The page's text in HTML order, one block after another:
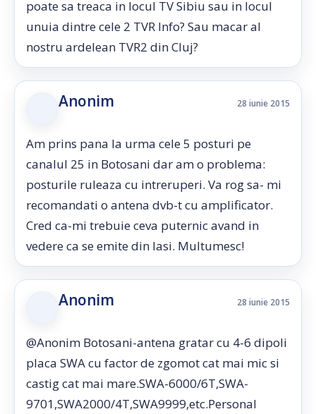
poate sa treaca in locul TV Sibiu sau in locul
unuia dintre cele 2 TVR Info? Sau macar al
nostru ardelean TVR2 din Cluj?
Anonim 28 iunie 2015
Am prins pana la urma cele 5 posturi pe
canalul 25 in Botosani dar am o problema:
posturile ruleaza cu intreruperi. Va rog sa- mi
recomandati o antena dvb-t cu amplificator.
Cred ca-mi trebuie ceva puternic avand in
vedere ca se emite din Iasi. Multumesc!
Anonim 28 iunie 2015
@Anonim Botosani-antena gratar cu 4-6 dipoli
placa SWA cu factor de zgomot cat mai mic si
castig cat mai mare.SWA-6000/6T,SWA-
9701,SWA2000/4T,SWA9999,etc.Personal